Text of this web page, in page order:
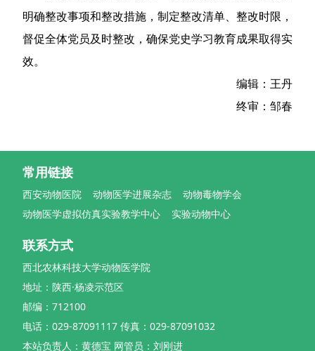
明确整改事项和整改措施，制定整改清单、整改时限，
督促全体党员及时整改，确保党史学习教育成果取得实
效。
编辑：王丹
终审：邹春
常用链接
西安动物医院 动物医学进展杂志
动物毒物学会
动物医学虚拟仿真实验教学中心
实验动物中心
联系方式
西北农林科技大学动物医学院
地址：陕西·杨凌示范区
邮编：712100
电话：029-87091117 传真：029-87091032
本站负责人：黄德宝 网管员：刘刚进